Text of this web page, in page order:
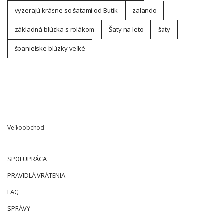
vyzerajú krásne so šatami od Butik zalando
základná blúzka s rolákom Šaty na leto šaty
španielske blúzky veľké
Veľkoobchod
SPOLUPRÁCA
PRAVIDLÁ VRÁTENIA
FAQ
SPRÁVY